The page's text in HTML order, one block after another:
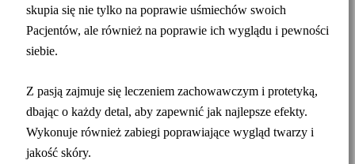
skupia się nie tylko na poprawie uśmiechów swoich
Pacjentów, ale również na poprawie ich wyglądu i pewności
siebie.
Z pasją zajmuje się leczeniem zachowawczym i protetyką,
dbając o każdy detal, aby zapewnić jak najlepsze efekty.
Wykonuje również zabiegi poprawiające wygląd twarzy i
jakość skóry.